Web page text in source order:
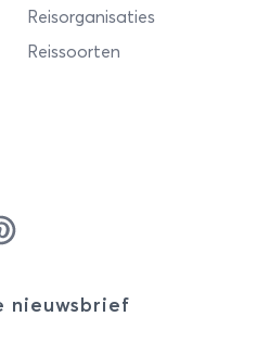
Reisorganisaties
Reissoorten
nieuwsbrief